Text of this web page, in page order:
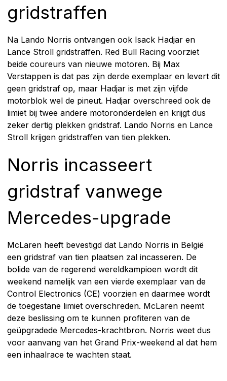
gridstraffen
Na Lando Norris ontvangen ook Isack Hadjar en
Lance Stroll gridstraffen. Red Bull Racing voorziet
beide coureurs van nieuwe motoren. Bij Max
Verstappen is dat pas zijn derde exemplaar en levert dit
geen gridstraf op, maar Hadjar is met zijn vijfde
motorblok wel de pineut. Hadjar overschreed ook de
limiet bij twee andere motoronderdelen en krijgt dus
zeker dertig plekken gridstraf. Lando Norris en Lance
Stroll krijgen gridstraffen van tien plekken.
Norris incasseert
gridstraf vanwege
Mercedes-upgrade
McLaren heeft bevestigd dat Lando Norris in België
een gridstraf van tien plaatsen zal incasseren. De
bolide van de regerend wereldkampioen wordt dit
weekend namelijk van een vierde exemplaar van de
Control Electronics (CE) voorzien en daarmee wordt
de toegestane limiet overschreden. McLaren neemt
deze beslissing om te kunnen profiteren van de
geüpgradede Mercedes-krachtbron. Norris weet dus
voor aanvang van het Grand Prix-weekend al dat hem
een inhaalrace te wachten staat.